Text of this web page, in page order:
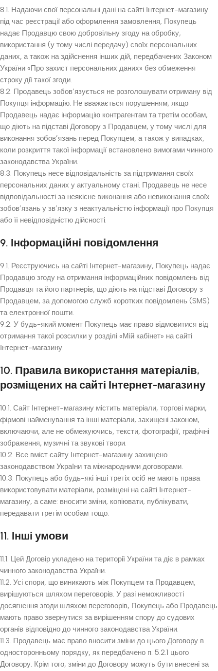
8.1. Надаючи свої персональні дані на сайті Інтернет-магазину
під час реєстрації або оформлення замовлення, Покупець
надає Продавцю свою добровільну згоду на обробку,
використання (у тому числі передачу) своїх персональних
даних, а також на здійснення інших дій, передбачених Законом
України «Про захист персональних даних» без обмеження
строку дії такої згоди.
8.2. Продавець зобов’язується не розголошувати отриману від
Покупця інформацію. Не вважається порушенням, якщо
Продавець надає інформацію контрагентам та третім особам,
що діють на підставі Договору з Продавцем, у тому числі для
виконання зобов’язань перед Покупцем, а також у випадках,
коли розкриття такої інформації встановлено вимогами чинного
законодавства України.
8.3. Покупець несе відповідальність за підтримання своїх
персональних даних у актуальному стані. Продавець не несе
відповідальності за неякісне виконання або невиконання своїх
зобов’язань у зв’язку з неактуальністю інформації про Покупця
або її невідповідністю дійсності.
9. Інформаційні повідомлення
9.1. Реєструючись на сайті Інтернет-магазину, Покупець надає
Продавцю згоду на отримання інформаційних повідомлень від
Продавця та його партнерів, що діють на підставі Договору з
Продавцем, за допомогою служб коротких повідомлень (SMS)
та електронної пошти.
9.2. У будь-який момент Покупець має право відмовитися від
отримання такої розсилки у розділі «Мій кабінет» на сайті
Інтернет-магазину.
10. Правила використання матеріалів,
розміщених на сайті Інтернет-магазину
10.1. Сайт Інтернет-магазину містить матеріали, торгові марки,
фірмові найменування та інші матеріали, захищені законом,
включаючи, але не обмежуючись, тексти, фотографії, графічні
зображення, музичні та звукові твори.
10.2. Все вміст сайту Інтернет-магазину захищено
законодавством України та міжнародними договорами.
10.3. Покупець або будь-які інші третіх осіб не мають права
використовувати матеріали, розміщені на сайті Інтернет-
магазину, а саме: вносити зміни, копіювати, публікувати,
передавати третім особам тощо.
11. Інші умови
11.1. Цей Договір укладено на території України та діє в рамках
чинного законодавства України.
11.2. Усі спори, що виникають між Покупцем та Продавцем,
вирішуються шляхом переговорів. У разі неможливості
досягнення згоди шляхом переговорів, Покупець або Продавець
мають право звернутися за вирішенням спору до судових
органів відповідно до чинного законодавства України.
11.3. Продавець має право вносити зміни до цього Договору в
односторонньому порядку, як передбачено п. 5.2.1 цього
Договору. Крім того, зміни до Договору можуть бути внесені за